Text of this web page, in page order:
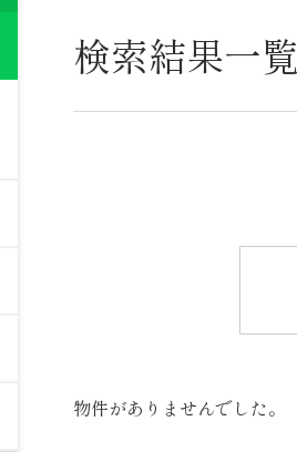
検索結果一覧
物件がありませんでした。